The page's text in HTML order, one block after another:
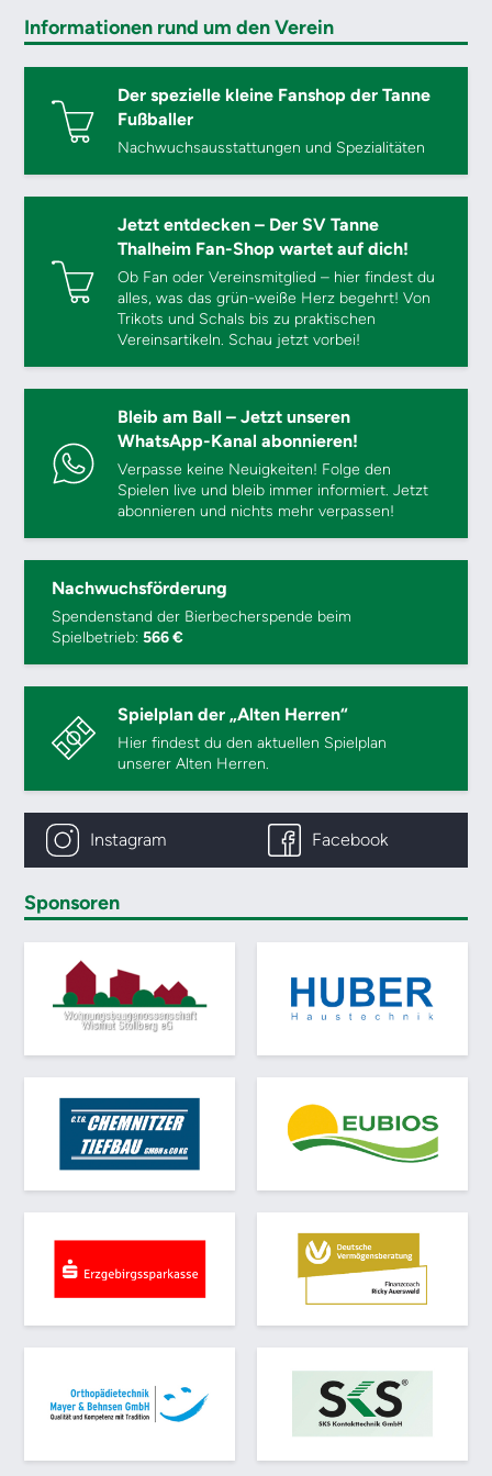
Informationen rund um den Verein
Der spezielle kleine Fanshop der Tanne
Fußballer
Nachwuchsausstattungen und Spezialitäten
Jetzt entdecken – Der SV Tanne
Thalheim Fan-Shop wartet auf dich!
Ob Fan oder Vereinsmitglied – hier findest du
alles, was das grün-weiße Herz begehrt! Von
Trikots und Schals bis zu praktischen
Vereinsartikeln. Schau jetzt vorbei!
Bleib am Ball – Jetzt unseren
WhatsApp-Kanal abonnieren!
Verpasse keine Neuigkeiten! Folge den
Spielen live und bleib immer informiert. Jetzt
abonnieren und nichts mehr verpassen!
Nachwuchsförderung
Spendenstand der Bierbecherspende beim
Spielbetrieb:566 €
Spielplan der „Alten Herren“
Hier findest du den aktuellen Spielplan
unserer Alten Herren.
Instagram Facebook
Sponsoren